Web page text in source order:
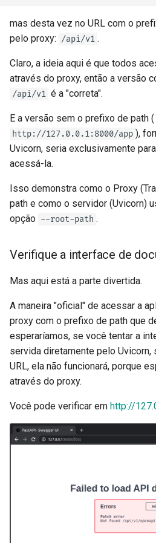
mas desta vez no URL com o
pelo proxy: /api/v1 .
Claro, a ideia aqui é que todos
através do proxy, então a versão
/api/v1 é a "correta".
E a versão sem o prefixo de path (
http://127.0.0.1:8000/app ),
Uvicorn, seria exclusivamente
acessá-la.
Isso demonstra como o Proxy
path e como o servidor (Uvicorn)
opção --root-path .
Verifique a interface de
Mas aqui está a parte divertida. ✨
A maneira "oficial" de acessar a
proxy com o prefixo de path que
esperaríamos, se você tentar a
servida diretamente pelo
URL, ela não funcionará, porque
através do proxy.
Você pode verificar em http://